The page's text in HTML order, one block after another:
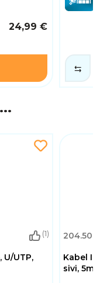
24,99 €
(1)
U/UTP,
Kabel
sivi, 5m